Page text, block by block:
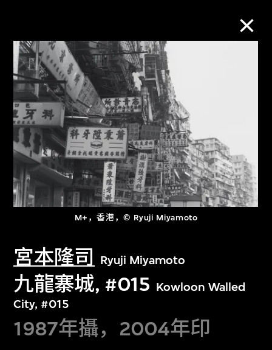
M+，香港，© Ryuji Miyamoto
宮本隆司 Ryuji Miyamoto
九龍寨城, #015 Kowloon Walled
City, #015
1987年攝，2004年印
M+藏品
进一步筛选
关于M+藏品
文化藏品。